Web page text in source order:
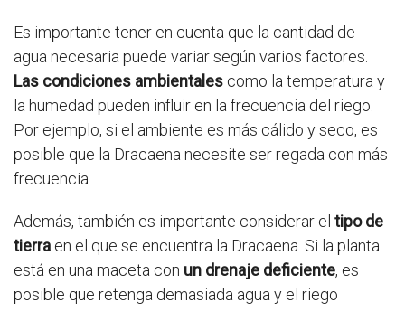
Es importante tener en cuenta que la cantidad de
agua necesaria puede variar según varios factores.
Las condiciones ambientales como la temperatura y
la humedad pueden influir en la frecuencia del riego.
Por ejemplo, si el ambiente es más cálido y seco, es
posible que la Dracaena necesite ser regada con más
frecuencia.
Además, también es importante considerar el tipo de
tierra en el que se encuentra la Dracaena. Si la planta
está en una maceta con un drenaje deficiente, es
posible que retenga demasiada agua y el riego